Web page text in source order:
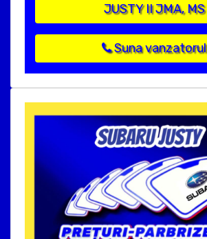
JUSTY II JMA, MS
Suna vanzatorul